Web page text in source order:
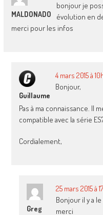
MALDONADO
bonjour je
évolution en
merci pour les infos
Guillaume
4 mars 2015 à
Bonjour,
Pas à ma connaissance. Il
compatible avec la série
Cordialement,
Greg
25 mars 2015 à
Bonjour il y a
merci